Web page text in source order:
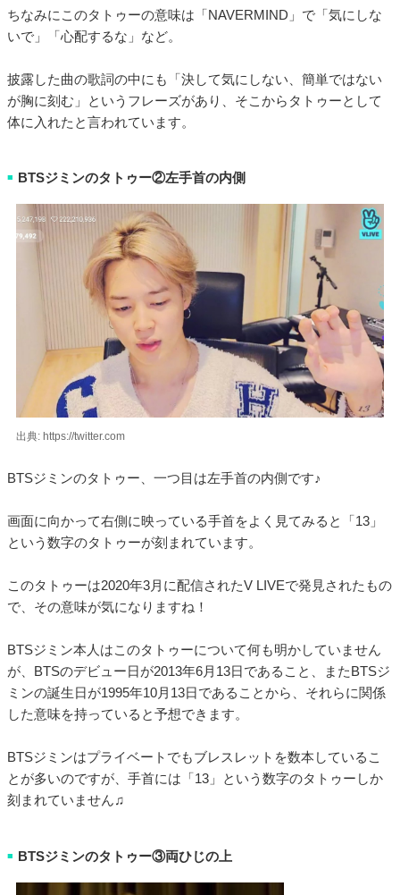
ちなみにこのタトゥーの意味は「NAVERMIND」で「気にしな
いで」「心配するな」など。
披露した曲の歌詞の中にも「決して気にしない、簡単ではない
が胸に刻む」というフレーズがあり、そこからタトゥーとして
体に入れたと言われています。
■ BTSジミンのタトゥー②左手首の内側
出典: https://twitter.com
BTSジミンのタトゥー、一つ目は左手首の内側です♪
画面に向かって右側に映っている手首をよく見てみると「13」
という数字のタトゥーが刻まれています。
このタトゥーは2020年3月に配信されたV LIVEで発見されたもの
で、その意味が気になりますね！
BTSジミン本人はこのタトゥーについて何も明かしていません
が、BTSのデビュー日が2013年6月13日であること、またBTSジ
ミンの誕生日が1995年10月13日であることから、それらに関係
した意味を持っていると予想できます。
BTSジミンはプライベートでもブレスレットを数本しているこ
とが多いのですが、手首には「13」という数字のタトゥーしか
刻まれていません♫
■ BTSジミンのタトゥー③両ひじの上